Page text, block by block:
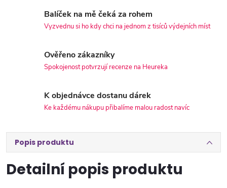
Balíček na mě čeká za rohem
Vyzvednu si ho kdy chci na jednom z tisíců výdejních míst
Ověřeno zákazníky
Spokojenost potvrzují recenze na Heureka
K objednávce dostanu dárek
Ke každému nákupu přibalíme malou radost navíc
Popis produktu
Detailní popis produktu